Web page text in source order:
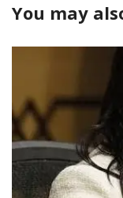
You may